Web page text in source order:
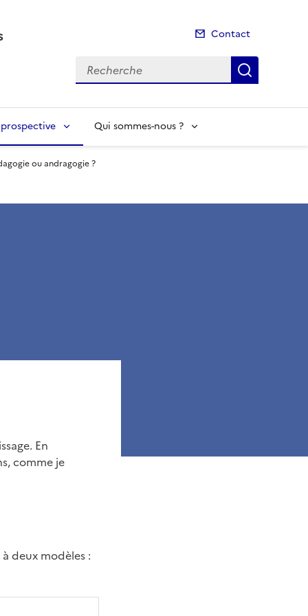
Contact
Recherche
Qui sommes-nous ?
ou andragogie ?
En
comme je
deux modèles :